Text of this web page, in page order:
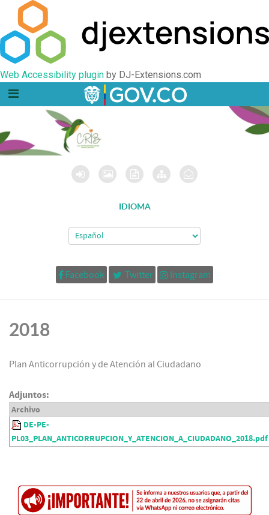
Web Accessibility plugin by DJ-Extensions.com
IDIOMA
Facebook Twitter Instagram
2018
Plan Anticorrupción y de Atención al Ciudadano
Adjuntos:
Archivo
DE-PE-
PL03_PLAN_ANTICORRUPCION_Y_ATENCION_A_CIUDADANO_2018.pdf